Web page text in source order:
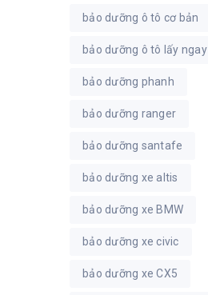
bảo dưỡng ô tô cơ bản
bảo dưỡng ô tô lấy ngay
bảo dưỡng phanh
bảo dưỡng ranger
bảo dưỡng santafe
bảo dưỡng xe altis
bảo dưỡng xe BMW
bảo dưỡng xe civic
bảo dưỡng xe CX5